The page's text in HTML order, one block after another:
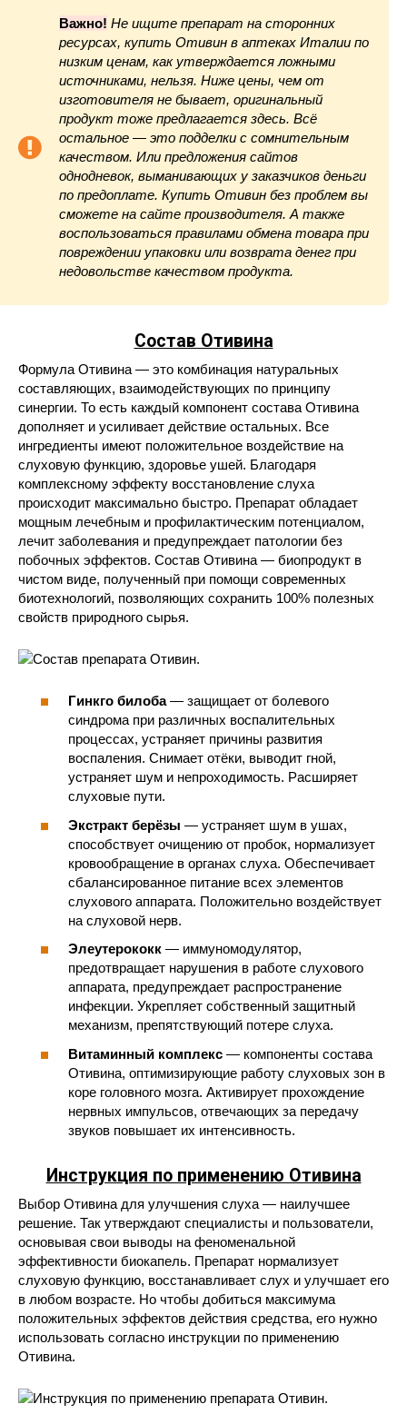
Важно! Не ищите препарат на сторонних
ресурсах, купить Отивин в аптеках Италии по
низким ценам, как утверждается ложными
источниками, нельзя. Ниже цены, чем от
изготовителя не бывает, оригинальный
продукт тоже предлагается здесь. Всё
остальное — это подделки с сомнительным
качеством. Или предложения сайтов
однодневок, выманивающих у заказчиков деньги
по предоплате. Купить Отивин без проблем вы
сможете на сайте производителя. А также
воспользоваться правилами обмена товара при
повреждении упаковки или возврата денег при
недовольстве качеством продукта.
Состав Отивина
Формула Отивина — это комбинация натуральных
составляющих, взаимодействующих по принципу
синергии. То есть каждый компонент состава Отивина
дополняет и усиливает действие остальных. Все
ингредиенты имеют положительное воздействие на
слуховую функцию, здоровье ушей. Благодаря
комплексному эффекту восстановление слуха
происходит максимально быстро. Препарат обладает
мощным лечебным и профилактическим потенциалом,
лечит заболевания и предупреждает патологии без
побочных эффектов. Состав Отивина — биопродукт в
чистом виде, полученный при помощи современных
биотехнологий, позволяющих сохранить 100% полезных
свойств природного сырья.
Гинкго билоба— защищает от болевого
синдрома при различных воспалительных
процессах, устраняет причины развития
воспаления. Снимает отёки, выводит гной,
устраняет шум и непроходимость. Расширяет
слуховые пути.
Экстракт берёзы — устраняет шум в ушах,
способствует очищению от пробок, нормализует
кровообращение в органах слуха. Обеспечивает
сбалансированное питание всех элементов
слухового аппарата. Положительно воздействует
на слуховой нерв.
Элеутерококк — иммуномодулятор,
предотвращает нарушения в работе слухового
аппарата, предупреждает распространение
инфекции. Укрепляет собственный защитный
механизм, препятствующий потере слуха.
Витаминный комплекс — компоненты состава
Отивина, оптимизирующие работу слуховых зон в
коре головного мозга. Активирует прохождение
нервных импульсов, отвечающих за передачу
звуков повышает их интенсивность.
Инструкция по применению Отивина
Выбор Отивина для улучшения слуха — наилучшее
решение. Так утверждают специалисты и пользователи,
основывая свои выводы на феноменальной
эффективности биокапель. Препарат нормализует
слуховую функцию, восстанавливает слух и улучшает его
в любом возрасте. Но чтобы добиться максимума
положительных эффектов действия средства, его нужно
использовать согласно инструкции по применению
Отивина.